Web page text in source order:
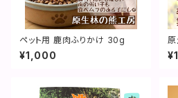
ペット用 鹿肉ふりかけ 30g
¥1,000
原
ヌ